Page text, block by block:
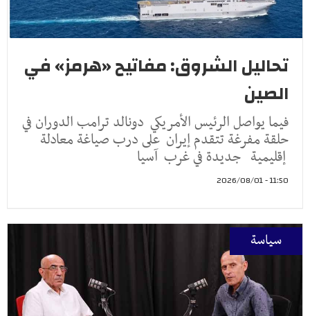
تحاليل الشروق: مفاتيح «هرمز» في
الصين
فيما يواصل الرئيس الأمريكي دونالد ترامب الدوران في
حلقة مفرغة تتقدم إيران على درب صياغة معادلة
إقليمية جديدة في غرب آسيا
11:50 - 2026/08/01
سياسة